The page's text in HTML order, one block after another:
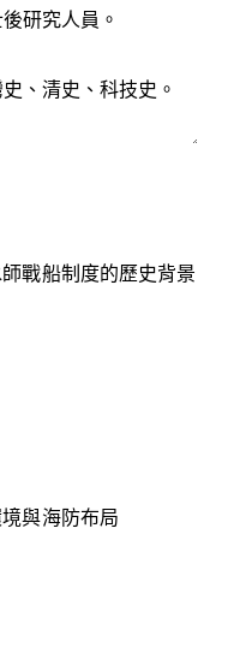
戰船制度的歷史背景
與海防布局